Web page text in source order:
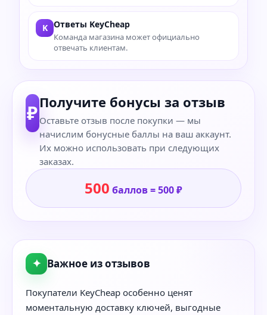
K Ответы KeyCheap
Команда магазина может официально
отвечать клиентам.
₽Получите бонусы за отзыв
Оставьте отзыв после покупки — мы
начислим бонусные баллы на ваш аккаунт.
Их можно использовать при следующих
заказах.
500 баллов = 500 ₽
✦ Важное из отзывов
Покупатели KeyCheap особенно ценят
моментальную доставку ключей, выгодные